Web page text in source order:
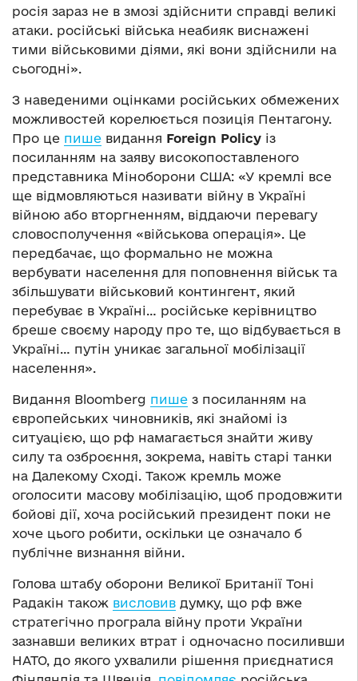
росія зараз не в змозі здійснити справді великі
атаки. російські війська неабияк виснажені
тими військовими діями, які вони здійснили на
сьогодні».
З наведеними оцінками російських обмежених
можливостей корелюється позиція Пентагону.
Про це пише видання Foreign Policy із
посиланням на заяву високопоставленого
представника Міноборони США: «У кремлі все
ще відмовляються називати війну в Україні
війною або вторгненням, віддаючи перевагу
словосполучення «військова операція». Це
передбачає, що формально не можна
вербувати населення для поповнення військ та
збільшувати військовий контингент, який
перебуває в Україні… російське керівництво
бреше своєму народу про те, що відбувається в
Україні… путін уникає загальної мобілізації
населення».
Видання Bloomberg пише з посиланням на
європейських чиновників, які знайомі із
ситуацією, що рф намагається знайти живу
силу та озброєння, зокрема, навіть старі танки
на Далекому Сході. Також кремль може
оголосити масову мобілізацію, щоб продовжити
бойові дії, хоча російський президент поки не
хоче цього робити, оскільки це означало б
публічне визнання війни.
Голова штабу оборони Великої Британії Тоні
Радакін також висловив думку, що рф вже
стратегічно програла війну проти України
зазнавши великих втрат і одночасно посиливши
НАТО, до якого ухвалили рішення приєднатися